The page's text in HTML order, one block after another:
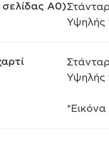
A0)
Υψηλής
Υψηλής